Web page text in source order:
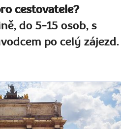
cestovatele?
do 5-15 osob, s
po celý zájezd.